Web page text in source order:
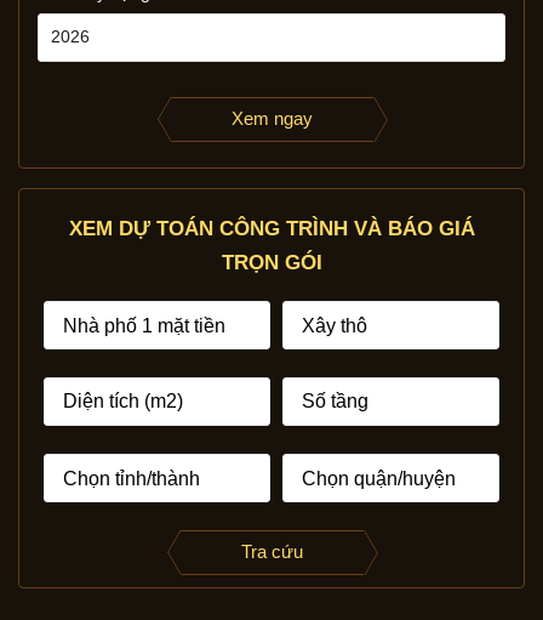
Xem ngay
XEM DỰ TOÁN CÔNG TRÌNH VÀ BÁO GIÁ
TRỌN GÓI
Tra cứu